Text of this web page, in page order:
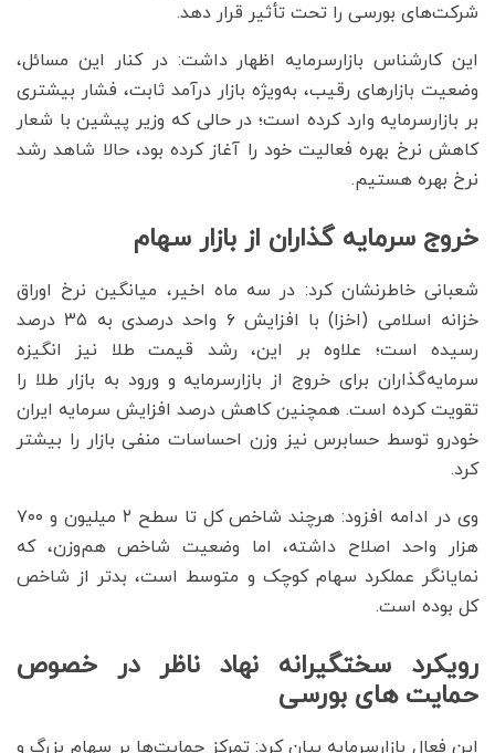
شرکت‌های بورسی را تحت تأثیر قرار دهد.
این کارشناس بازارسرمایه اظهار داشت: در کنار این مسائل،
وضعیت بازارهای رقیب، به‌ویژه بازار درآمد ثابت، فشار بیشتری
بر بازارسرمایه وارد کرده است؛ در حالی که وزیر پیشین با شعار
کاهش نرخ بهره فعالیت خود را آغاز کرده بود، حالا شاهد رشد
نرخ بهره هستیم.
خروج سرمایه گذاران از بازار سهام
شعبانی خاطرنشان کرد: در سه ماه اخیر، میانگین نرخ اوراق
خزانه اسلامی (اخزا) با افزایش ۶ واحد درصدی به ۳۵ درصد
رسیده است؛ علاوه بر این، رشد قیمت طلا نیز انگیزه
سرمایه‌گذاران برای خروج از بازارسرمایه و ورود به بازار طلا را
تقویت کرده است. همچنین کاهش درصد افزایش سرمایه ایران
خودرو توسط حسابرس نیز وزن احساسات منفی بازار را بیشتر
کرد.
وی در ادامه افزود: هرچند شاخص کل تا سطح ۲ میلیون و ۷۰۰
هزار واحد اصلاح داشته، اما وضعیت شاخص هم‌وزن، که
نمایانگر عملکرد سهام کوچک و متوسط است، بدتر از شاخص
کل بوده است.
رویکرد سختگیرانه نهاد ناظر در خصوص
حمایت های بورسی
این فعال بازارسرمایه بیان کرد: تمرکز حمایت‌ها بر سهام بزرگ و